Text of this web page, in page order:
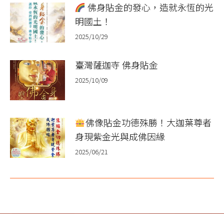
佛身貼金的發心，造就永恆的光
明國土！
2025/10/29
臺灣薩迦寺 佛身貼金
2025/10/09
佛像貼金功德殊勝！大迦葉尊者
身現紫金光與成佛因緣
2025/06/21